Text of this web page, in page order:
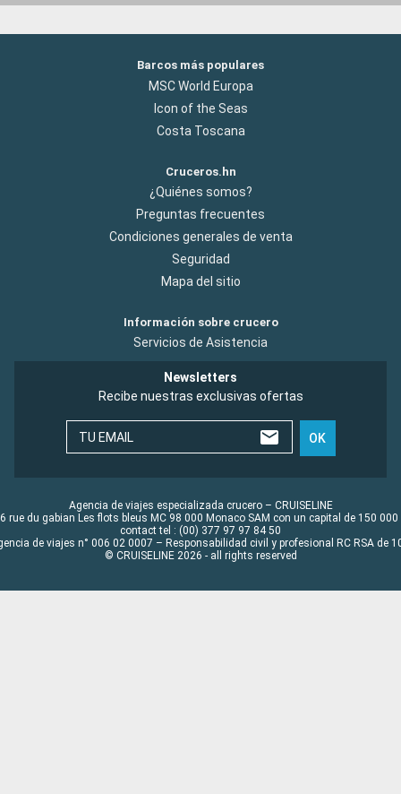
Barcos más populares
MSC World Europa
Icon of the Seas
Costa Toscana
Cruceros.hn
¿Quiénes somos?
Preguntas frecuentes
Condiciones generales de venta
Seguridad
Mapa del sitio
Información sobre crucero
Servicios de Asistencia
Newsletters
Recibe nuestras exclusivas ofertas
TU EMAIL OK
Agencia de viajes especializada crucero – CRUISELINE
rue du gabian Les flots bleus MC 98 000 Monaco SAM con un capital de 150 000
contact tel : (00) 377 97 97 84 50
de viajes n° 006 02 0007 – Responsabilidad civil y profesional RC RSA de
© CRUISELINE 2026 - all rights reserved